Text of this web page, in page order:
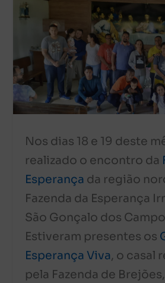
Nos dias 18 e 19 deste
realizado o encontro da
Esperança da região
Fazenda da Esperança
São Gonçalo dos
Estiveram presentes os
Esperança Viva, o casal
pela Fazenda de